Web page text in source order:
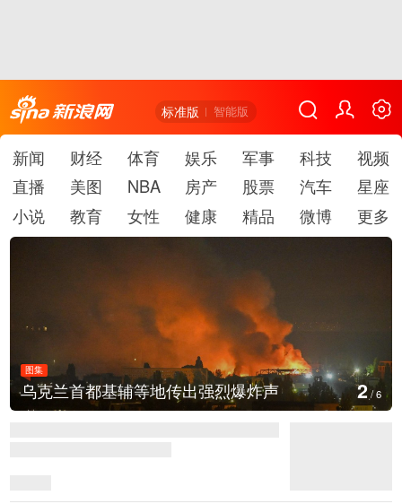
标准版 智能版
新闻 财经 体育 娱乐 军事 科技
视频
直播
美图 NBA 房产 股票 汽车
星座
小说
教育 女性 健康 精品 微博 更多
图集
乌克兰首都基辅等地传出强烈爆炸声 3/6